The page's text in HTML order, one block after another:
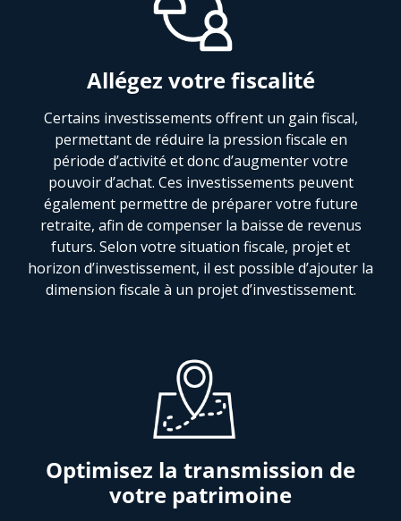
Allégez votre fiscalité
Certains investissements offrent un gain fiscal,
permettant de réduire la pression fiscale en
période d’activité et donc d’augmenter votre
pouvoir d’achat. Ces investissements peuvent
également permettre de préparer votre future
retraite, afin de compenser la baisse de revenus
futurs. Selon votre situation fiscale, projet et
horizon d’investissement, il est possible d’ajouter la
dimension fiscale à un projet d’investissement.
Optimisez la transmission de
votre patrimoine